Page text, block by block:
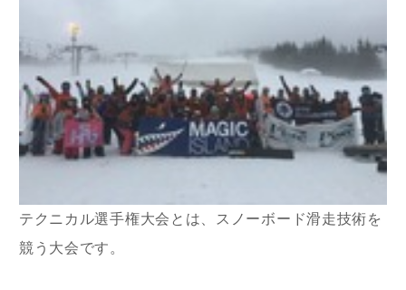
テクニカル選手権大会とは、スノーボード滑走技術を
競う大会です。